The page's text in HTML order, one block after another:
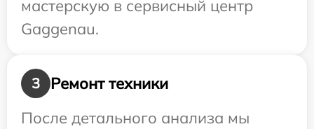
мастерскую в сервисный центр
Gaggenau.
3
Ремонт техники
После детального анализа мы